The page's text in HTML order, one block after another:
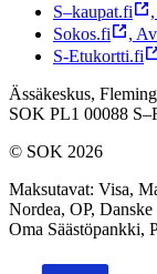
S–kaupat.fi ,
Sokos.fi
,
S-Etukortti.fi
Ässäkeskus,
SOK PL1 00088
© SOK 2026
Maksutavat: Visa,
Nordea, OP,
Oma Säästöpankki,